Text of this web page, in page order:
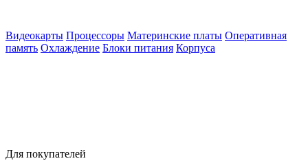
Видеокарты Процессоры Материнские платы Оперативная
память Охлаждение Блоки питания Корпуса
Для покупателей